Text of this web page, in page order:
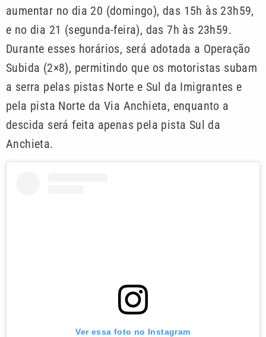
aumentar no dia 20 (domingo), das 15h às 23h59,
e no dia 21 (segunda-feira), das 7h às 23h59.
Durante esses horários, será adotada a Operação
Subida (2×8), permitindo que os motoristas subam
a serra pelas pistas Norte e Sul da Imigrantes e
pela pista Norte da Via Anchieta, enquanto a
descida será feita apenas pela pista Sul da
Anchieta.
Ver essa foto no Instagram